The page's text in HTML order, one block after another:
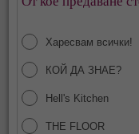
Харесвам всички!
КОЙ ДА ЗНАЕ?
Hell's Kitchen
THE FLOOR